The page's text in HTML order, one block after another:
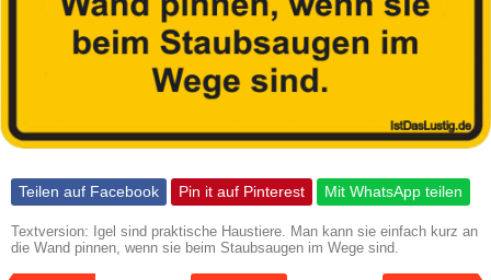
Teilen auf Facebook Pin it auf Pinterest Mit WhatsApp teilen
Textversion: Igel sind praktische Haustiere. Man kann sie einfach kurz an
die Wand pinnen, wenn sie beim Staubsaugen im Wege sind.